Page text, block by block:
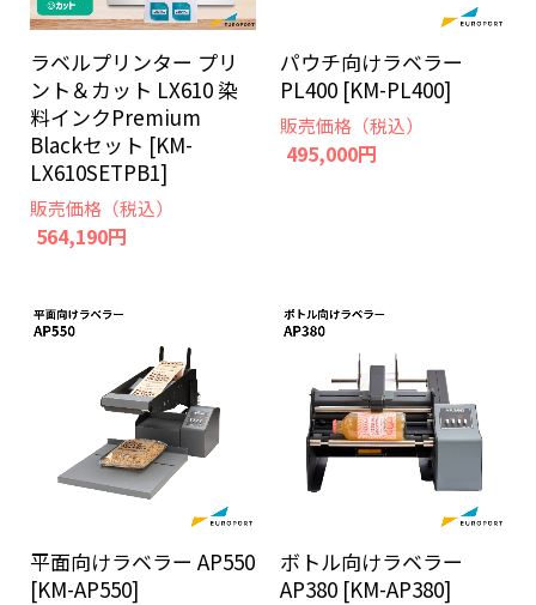
ラベルプリンター プリ
ント＆カット LX610 染
料インクPremium
Blackセット [KM-
LX610SETPB1]
販売価格（税込）
564,190円
パウチ向けラベラー
PL400 [KM-PL400]
販売価格（税込）
495,000円
平面向けラベラー AP550
[KM-AP550]
ボトル向けラベラー
AP380 [KM-AP380]